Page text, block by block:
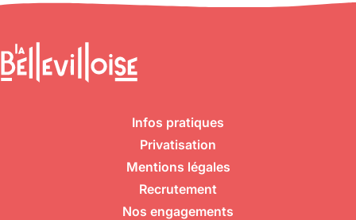
Infos pratiques
Privatisation
Mentions légales
Recrutement
Nos engagements